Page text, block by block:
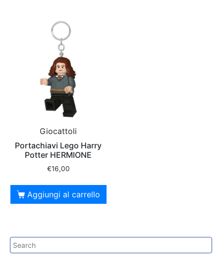
Giocattoli
Portachiavi Lego Harry
Potter HERMIONE
€16,00
Aggiungi al carrello